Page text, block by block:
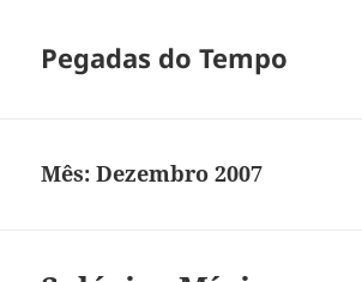
Pegadas do Tempo
Mês:Dezembro 2007